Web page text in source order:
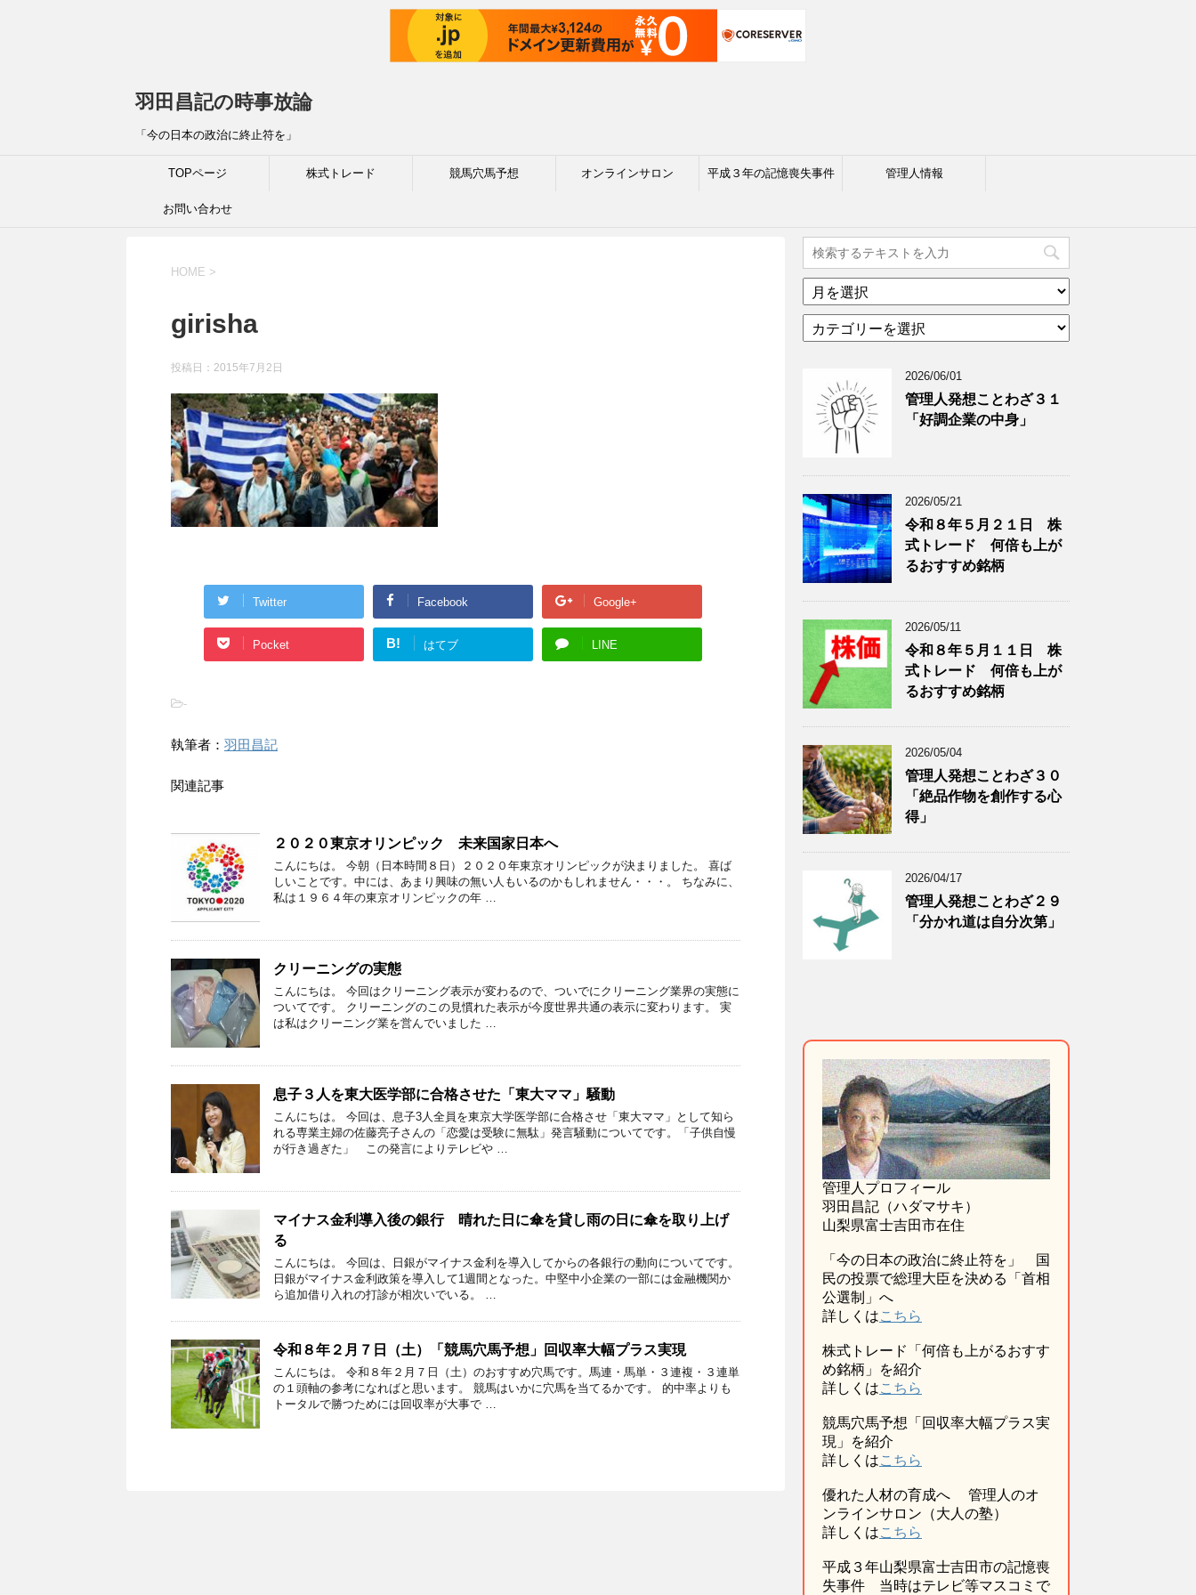
羽田昌記の時事放論
「今の日本の政治に終止符を」
TOPページ 株式トレード 競馬穴馬予想 オンラインサロン 平成３年の記憶喪失事件 管理人情報
お問い合わせ
HOME >
girisha
投稿日： 2015年7月2日
Twitter Facebook Google+
Pocket B! はてブ LINE
-
執筆者： 羽田昌記
関連記事
２０２０東京オリンピック 未来国家日本へ
こんにちは。 今朝（日本時間８日）２０２０年東京オリンピックが決まりました。 喜ば
しいことです。中には、あまり興味の無い人もいるのかもしれません・・・。 ちなみに、
私は１９６４年の東京オリンピックの年 …
クリーニングの実態
こんにちは。 今回はクリーニング表示が変わるので、ついでにクリーニング業界の実態に
ついてです。 クリーニングのこの見慣れた表示が今度世界共通の表示に変わります。 実
は私はクリーニング業を営んでいました …
息子３人を東大医学部に合格させた「東大ママ」騒動
こんにちは。 今回は、息子3人全員を東京大学医学部に合格させ「東大ママ」として知ら
れる専業主婦の佐藤亮子さんの「恋愛は受験に無駄」発言騒動についてです。「子供自慢
が行き過ぎた」 この発言によりテレビや …
マイナス金利導入後の銀行 晴れた日に傘を貸し雨の日に傘を取り上げ
る
こんにちは。 今回は、日銀がマイナス金利を導入してからの各銀行の動向についてです。
日銀がマイナス金利政策を導入して1週間となった。中堅中小企業の一部には金融機関か
ら追加借り入れの打診が相次いでいる。 …
令和８年２月７日（土）「競馬穴馬予想」回収率大幅プラス実現
こんにちは。 令和８年２月７日（土）のおすすめ穴馬です。馬連・馬単・３連複・３連単
の１頭軸の参考になればと思います。 競馬はいかに穴馬を当てるかです。 的中率よりも
トータルで勝つためには回収率が大事で …
ア
ー
イ
グ
記
事
を
表
示
テ
ー
グ
記
事
を
表
示
2026/06/01
管理人発想ことわざ３１
「好調企業の中身」
2026/05/21
令和８年５月２１日 株
式トレード 何倍も上が
るおすすめ銘柄
2026/05/11
令和８年５月１１日 株
式トレード 何倍も上が
るおすすめ銘柄
2026/05/04
管理人発想ことわざ３０
「絶品作物を創作する心
得」
2026/04/17
管理人発想ことわざ２９
「分かれ道は自分次第」
管理人プロフィール
羽田昌記（ハダマサキ）
山梨県富士吉田市在住
「今の日本の政治に終止符を」 国
民の投票で総理大臣を決める「首相
公選制」へ
詳しくはこちら
株式トレード「何倍も上がるおすす
め銘柄」を紹介
詳しくはこちら
競馬穴馬予想「回収率大幅プラス実
現」を紹介
詳しくはこちら
優れた人材の育成へ 管理人のオ
ンラインサロン（大人の塾）
詳しくはこちら
平成３年山梨県富士吉田市の記憶喪
失事件 当時はテレビ等マスコミで